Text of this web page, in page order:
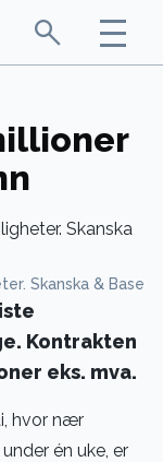
Skanska & Base
Kontrakten
eks. mva.
hvor nær
én uke, er